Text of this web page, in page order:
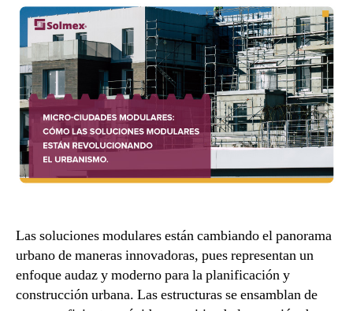
Las soluciones modulares están cambiando el panorama
urbano de maneras innovadoras, pues representan un
enfoque audaz y moderno para la planificación y
construcción urbana. Las estructuras se ensamblan de